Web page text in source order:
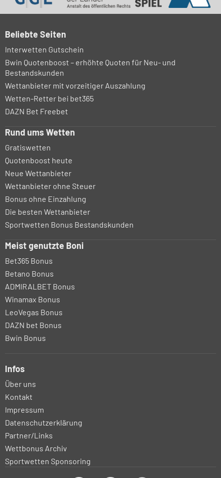
Beliebte Seiten
Interwetten Gutschein
Bwin Quotenboost – erhöhte Quoten für Neu- und
Bestandskunden
Wettanbieter mit vorzeitiger Auszahlung
Wetten-Retter bei bet365
DAZN Bet Freebet
Rund ums Wetten
Gratiswetten
Quotenboost heute
Neue Wettanbieter
Wettanbieter ohne Steuer
Bonus ohne Einzahlung
Die besten Wettanbieter
Sportwetten Bonus Bestandskunden
Meist genutzte Boni
Bet365 Bonus
Betano Bonus
ADMIRALBET Bonus
Winamax Bonus
LeoVegas Bonus
DAZN bet Bonus
Bwin Bonus
Infos
Über uns
Kontakt
Impressum
Datenschutzerklärung
Partner/Links
Wettbonus Archiv
Sportwetten Sponsoring